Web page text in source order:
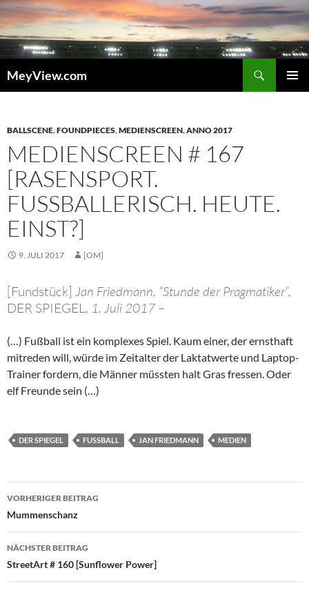
Zum
Inhalt
springen
MeyView.com
BALLSCENE,FOUNDPIECES,MEDIENSCREEN,ANNO 2017
MEDIENSCREEN # 167
[RASENSPORT.
FUSSBALLERISCH. HEUTE. E
INST?]
9. JULI 2017 [OM]
[Fundstück] Jan Friedmann, “Stunde der Pragmatiker“,
DER SPIEGEL, 1. Juli 2017 –
(…) Fußball ist ein komplexes Spiel. Kaum einer, der ernsthaft
mitreden will, würde im Zeitalter der Laktatwerte und Laptop-
Trainer fordern, die Männer müssten halt Gras fressen. Oder
elf Freunde sein (…)
DER SPIEGEL FUSSBALL JAN FRIEDMANN MEDIEN
Beitragsnavigation
VORHERIGER BEITRAG
Mummenschanz
NÄCHSTER BEITRAG
StreetArt # 160 [Sunflower Power]